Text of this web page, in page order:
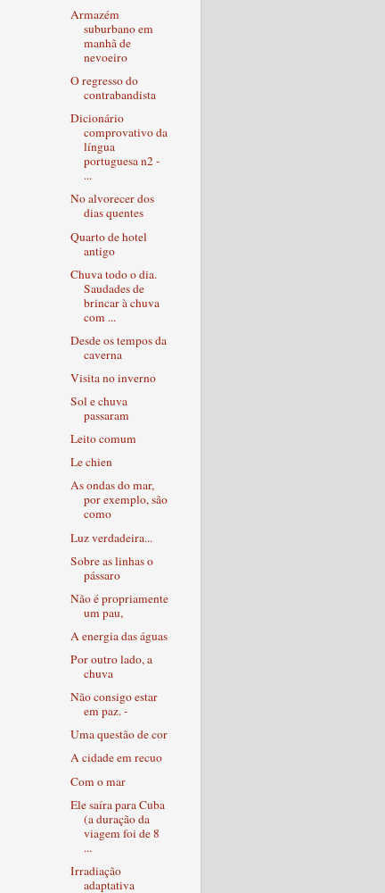
Armazém
suburbano em
manhã de
nevoeiro
O regresso do
contrabandista
Dicionário
comprovativo da
língua
portuguesa n2 -
...
No alvorecer dos
dias quentes
Quarto de hotel
antigo
Chuva todo o dia.
Saudades de
brincar à chuva
com ...
Desde os tempos da
caverna
Visita no inverno
Sol e chuva
passaram
Leito comum
Le chien
As ondas do mar,
por exemplo, são
como
Luz verdadeira...
Sobre as linhas o
pássaro
Não é propriamente
um pau,
A energia das águas
Por outro lado, a
chuva
Não consigo estar
em paz. -
Uma questão de cor
A cidade em recuo
Com o mar
Ele saíra para Cuba
(a duração da
viagem foi de 8
...
Irradiação
adaptativa